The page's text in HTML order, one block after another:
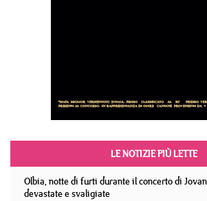
LE NOTIZIE PIÙ LETTE
Olbia, notte di furti durante il concerto di
devastate e svaligiate